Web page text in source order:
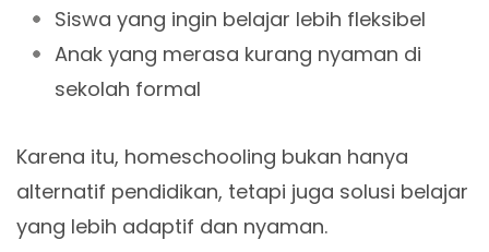
Siswa yang ingin belajar lebih fleksibel
Anak yang merasa kurang nyaman di
sekolah formal
Karena itu, homeschooling bukan hanya
alternatif pendidikan, tetapi juga solusi belajar
yang lebih adaptif dan nyaman.